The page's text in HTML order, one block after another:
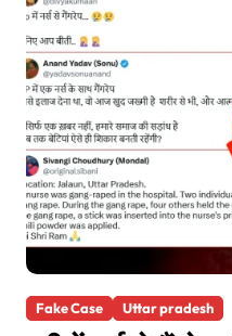
Fake Case Uttar pradesh